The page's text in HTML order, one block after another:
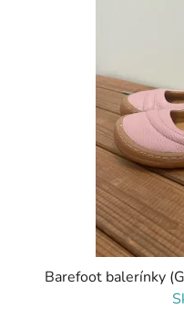
Barefoot balerínky